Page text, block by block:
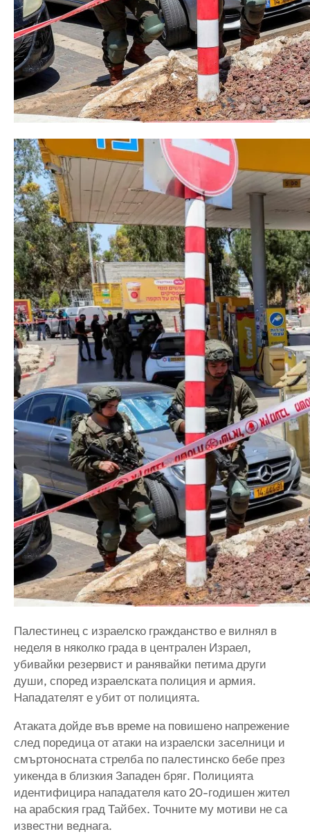
Палестинец с израелско гражданство е вилнял в
неделя в няколко града в централен Израел,
убивайки резервист и ранявайки петима други
души, според израелската полиция и армия.
Нападателят е убит от полицията.
Атаката дойде във време на повишено напрежение
след поредица от атаки на израелски заселници и
смъртоносната стрелба по палестинско бебе през
уикенда в близкия Западен бряг. Полицията
идентифицира нападателя като 20-годишен жител
на арабския град Тайбех. Точните му мотиви не са
известни веднага.